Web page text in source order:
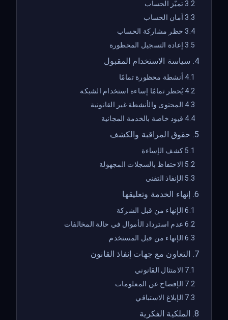
3.2 تميّز الحساب
3.3 أمان الحساب
3.4 حظر مشاركة الحساب
3.5 إعادة التسجيل المحظورة
4. سياسة الاستخدام المقبول
4.1 أنشطة محظورة تمامًا
4.2 يُحظر تمامًا إساءة استخدام الشبكة
4.3 المحتوى والأنشطة غير القانونية
4.4 قيود خاصة بالخدمة المجانية
5. حقوق المراقبة والكشف
5.1 كشف الإساءة
5.2 الاحتفاظ بالسجلات المجهولة
5.3 الإنفاذ التقني
6. إنهاء الخدمة وتعليقها
6.1 الإنهاء من قبل الشركة
6.2 عدم استرداد الأموال في حالة المخالفات
6.3 الإنهاء من قبل المستخدم
7. التعاون مع جهات إنفاذ القانون
7.1 الامتثال القانوني
7.2 الإفصاح عن المعلومات
7.3 الإبلاغ الاستباقي
8. الملكية الفكرية